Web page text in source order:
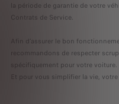
la période de garantie de votre
Contrats de Service.
Afin d’assurer le bon
recommandons de respecter
spécifiquement pour votre voiture.
Et pour vous simplifier la vie,